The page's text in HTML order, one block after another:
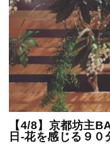
【4/8】京都坊主
日-花を感じる９